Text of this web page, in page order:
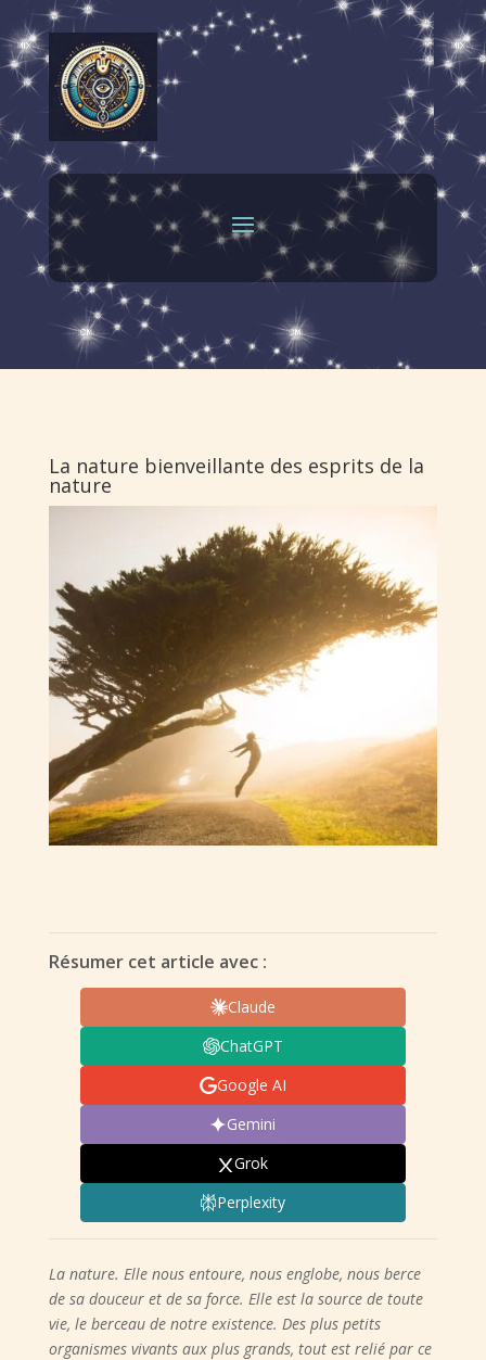
La nature bienveillante des esprits de la
nature
Résumer cet article avec :
Claude
ChatGPT
Google AI
Gemini
Grok
Perplexity
La nature. Elle nous entoure, nous englobe, nous berce
de sa douceur et de sa force. Elle est la source de toute
vie, le berceau de notre existence. Des plus petits
organismes vivants aux plus grands, tout est relié par ce